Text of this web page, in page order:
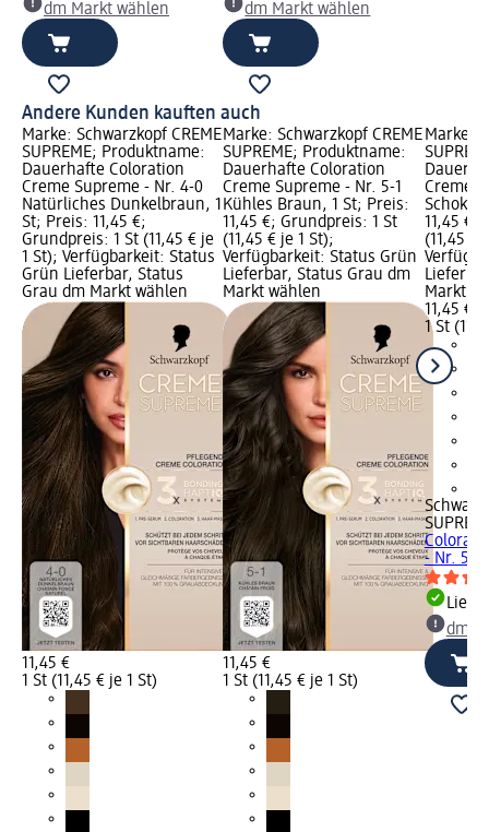
dm Markt wählen
dm Markt wählen
Andere Kunden kauften auch
Marke: Schwarzkopf CREME
SUPREME; Produktname:
Dauerhafte Coloration
Creme Supreme - Nr. 4-0
Natürliches Dunkelbraun, 1
St; Preis: 11,45 €;
Grundpreis: 1 St (11,45 € je
1 St); Verfügbarkeit: Status
Grün Lieferbar, Status
Grau dm Markt wählen
11,45 €
1 St (11,45 € je 1 St)
Marke: Schwarzkopf CREME
SUPREME; Produktname:
Dauerhafte Coloration
Creme Supreme - Nr. 5-1
Kühles Braun, 1 St; Preis:
11,45 €; Grundpreis: 1 St
(11,45 € je 1 St);
Verfügbarkeit: Status Grün
Lieferbar, Status Grau dm
Markt wählen
11,45 €
1 St (11,45 € je 1 St)
Marke:
Creme
11,45 €;
(11,45 €
Markt
11,45 €
1 St
- Nr. 5-
dm